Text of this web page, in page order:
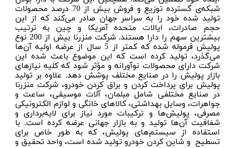
شبکه‌ی گسترده توزیع و فروش بیش از 70 درصد محصولات
تولید شده خود را به سراسر جهان صادر می‌کند که از این
حجم صادرات، ایالات متحده آمریکا و چین به ترتیب
بیشترین سهم را دارا هستند. شرکت منزرنا بیش از 200 نوع
پولیش فرموله شده که کمتر از 5 سال از عرضه اولیه آن‌ها
می‌گذرد، تولید کرده است که این موضوع باعث شده این
شرکت دارای محصولات نوآورانه و مؤثر شود که کلیه نیازهای
بازار پولیش را در صنایع مختلف پوشش دهد. علاوه بر تولید
پولیش برای پرداخت کردن و براق کردن خودرو، شرکت منزرنا
در صنایع مختلفی شامل مبلمان، آلات موسیقی، ساعت و
جواهرات، وسایل بهداشتی، کالاهای خانگی و لوازم الکترونیکی
مصرفی، پولیش‌ها و ترکیبات مورد نیاز برای لایه‌برداری و
شفافیت آن‌ها تولید و به بازار جهانی عرضه کرده است. با
استفاده از سیستم‌های پولیش، که به طور خاص برای
تسطیح و شاین کردن خودرو تولید شده است، واحد تحقیق و